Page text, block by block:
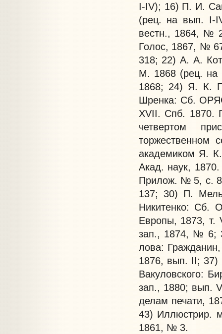
I-IV); 16) П. И.
(рец. на вып. I-
вестн., 1864, №
Голос, 1867, №
318; 22) А. А.
М. 1868 (рец.
1868; 24) Я. К.
Шренка: Сб.
XVII. Спб. 1870.
четвертом
торжественном
академиком Я.
Акад. наук,
Прилож. № 5, с.
137; 30) П.
Никитенко:
Европы, 1873,
зап., 1874, № 6;
лова:
1876, вып. II;
Вакуловского:
зап., 1880; вып.
делам печати,
43) Иллюстрир.
1861, № 3.